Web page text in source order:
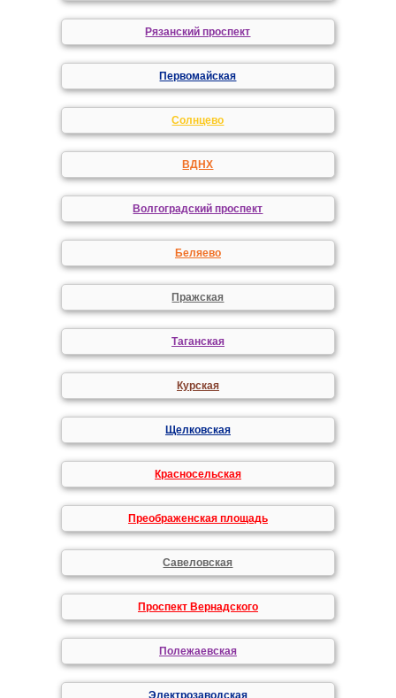
Рязанский проспект
Первомайская
Солнцево
ВДНХ
Волгоградский проспект
Беляево
Пражская
Таганская
Курская
Щелковская
Красносельская
Преображенская площадь
Савеловская
Проспект Вернадского
Полежаевская
Электрозаводская